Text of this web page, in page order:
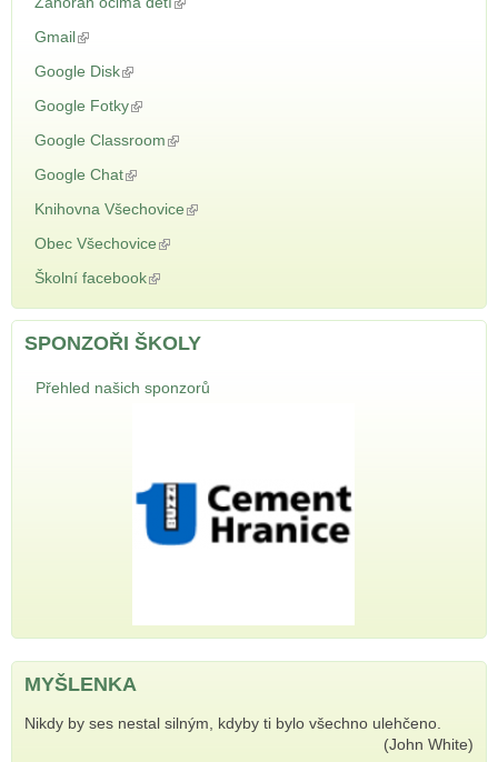
Gmail (odkaz je externí)
Google Disk(odkaz je externí)
Google Fotky(odkaz je externí)
Google Classroom (odkaz je externí)
Google Chat(odkaz je externí)
Knihovna Všechovice (odkaz je externí)
Obec Všechovice (odkaz je externí)
Školní facebook(odkaz je externí)
SPONZOŘI ŠKOLY
Přehled našich sponzorů
MYŠLENKA
Nikdy by ses nestal silným, kdyby ti bylo všechno ulehčeno.
(John White)